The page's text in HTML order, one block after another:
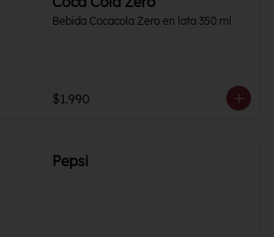
Bebida Cocacola Zero en lata 350 ml
$1.990
Pepsi